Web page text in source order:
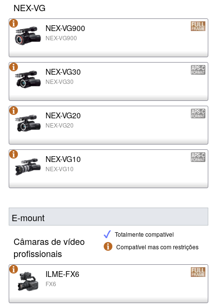
NEX-VG
NEX-VG900
NEX-VG900
NEX-VG30
NEX-VG30
NEX-VG20
NEX-VG20
NEX-VG10
NEX-VG10
E-mount
Totalmente compatível
Compatível mas com restrições
Câmaras de vídeo
profissionais
ILME-FX6
FX6